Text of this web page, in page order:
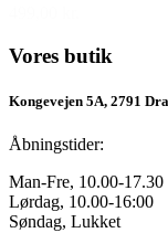
Vores butik
Kongevejen 5A, 2791
Åbningstider:
Man-Fre, 10.00-17.30
Lørdag, 10.00-16:00
Søndag, Lukket